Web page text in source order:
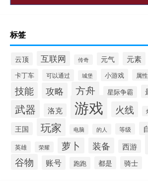
标签
云顶 互联网 传奇 元气 元素
卡丁车
可以通过 城堡 小游戏 属性
技能 攻略 方舟 星际争霸
武器 洛克 游戏 火线
王国 玩家 电脑 的人 等级
英雄 荣耀 萝卜 装备 西游
谷物 账号 跑跑 都是 骑士